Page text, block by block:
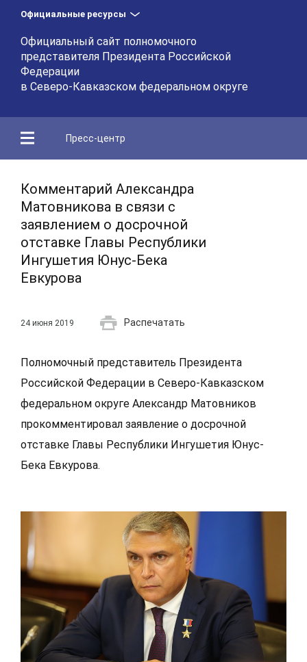
Официальные ресурсы
Официальный сайт полномочного
представителя Президента Российской
Федерации
в Северо-Кавказском федеральном округе
Пресс-центр
Комментарий Александра
Матовникова в связи с
заявлением о досрочной
отставке Главы Республики
Ингушетия Юнус-Бека
Евкурова
24 июня 2019 Распечатать
Полномочный представитель Президента
Российской Федерации в Северо-Кавказском
федеральном округе Александр Матовников
прокомментировал заявление о досрочной
отставке Главы Республики Ингушетия Юнус-
Бека Евкурова.